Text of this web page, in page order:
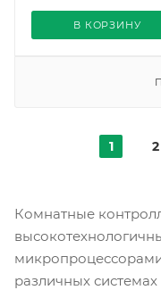
В КОРЗИНУ
1 2
Комнатные
различных